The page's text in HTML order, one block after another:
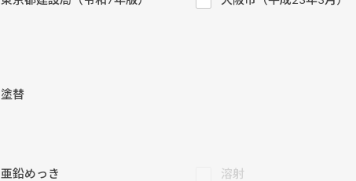
塗替
亜鉛めっき 溶射